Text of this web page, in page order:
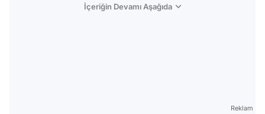
İçeriğin Devamı Aşağıda
Reklam